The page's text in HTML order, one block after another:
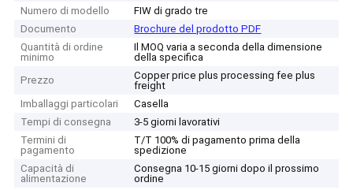
Numero di modello
FIW di grado tre
Documento
Brochure del prodotto PDF
Quantità di ordine
minimo
Il MOQ varia a seconda della dimensione
della specifica
Prezzo
Copper price plus processing fee plus
freight
Imballaggi particolari
Casella
Tempi di consegna
3-5 giorni lavorativi
Termini di
pagamento
T/T 100% di pagamento prima della
spedizione
Capacità di
alimentazione
Consegna 10-15 giorni dopo il prossimo
ordine